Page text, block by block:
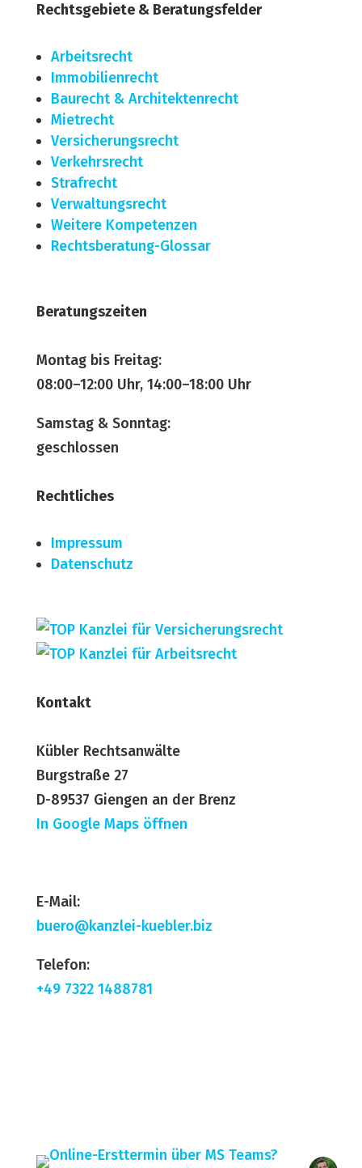
Rechtsgebiete & Beratungsfelder
Arbeitsrecht
Immobilien­recht
Baurecht & Architekten­recht
Mietrecht
Versicherungsrecht
Verkehrsrecht
Strafrecht
Verwaltungsrecht
Weitere Kompetenzen
Rechtsberatung-Glossar
Beratungszeiten
Montag bis Freitag:
08:00–12:00 Uhr, 14:00–18:00 Uhr
Samstag & Sonntag:
geschlossen
Rechtliches
Impressum
Datenschutz
Kontakt
Kübler Rechtsanwälte
Burgstraße 27
D-89537 Giengen an der Brenz
In Google Maps öffnen
E-Mail:
buero@kanzlei-kuebler.biz
Telefon:
+49 7322 1488781